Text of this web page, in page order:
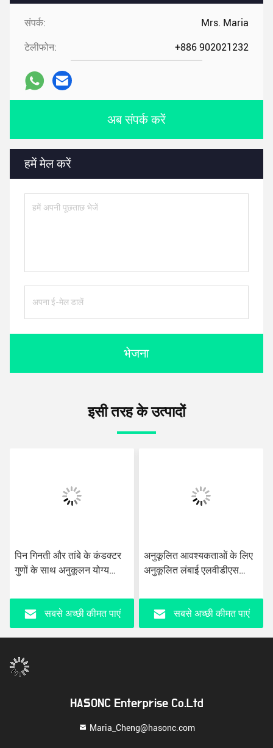
संपर्क: Mrs. Maria
टेलीफोन: +886 902021232
अब संपर्क करें
हमें मेल करें
भेजना
इसी तरह के उत्पादों
पिन गिनती और तांबे के कंडक्टर
गुणों के साथ अनुकूलन योग्य
सबसे अच्छी कीमत पाएं
अनुकूलित आवश्यकताओं के लिए
अनुकूलित लंबाई एलवीडीएस
कॉपर कंडक्टर केबल AWG
सबसे अच्छी कीमत पाएं
HASONC Enterprise Co.Ltd
Maria_Cheng@hasonc.com